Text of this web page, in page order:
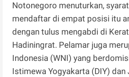
Notonegoro menuturkan,
mendaftar di empat posisi itu
dengan tulus mengabdi di
Hadiningrat. Pelamar juga
Indonesia (WNI) yang
Istimewa Yogyakarta (DIY) dan